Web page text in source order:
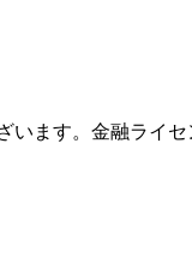
ます。金融ライ